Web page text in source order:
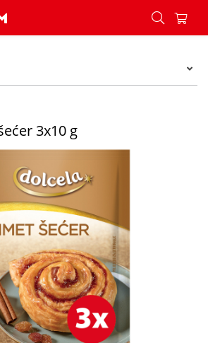
Cimet šećer 3x10 g - Konzum
3x10 g